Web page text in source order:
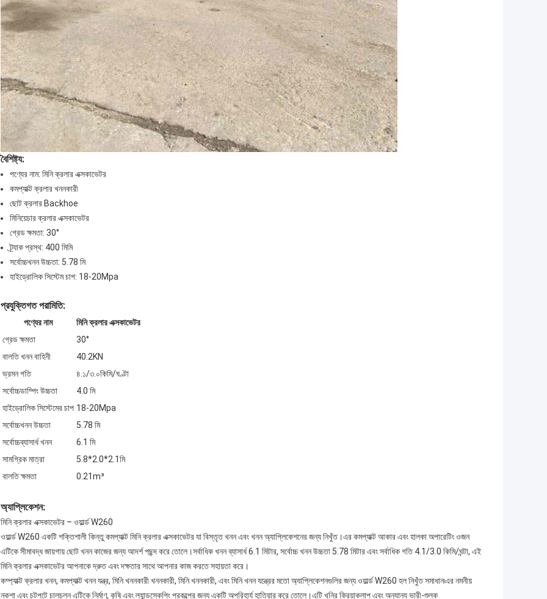
বৈশিষ্ট্য:
পণ্যের নাম: মিনি ক্রলার এক্সকাভেটর
কমপ্যাক্ট ক্রলার খননকারী
ছোট ক্রলার Backhoe
মিনিয়েচার ক্রলার এক্সকাভেটর
গ্রেড ক্ষমতা: 30°
ট্র্যাক প্রস্থ: 400 মিমি
সর্বোচ্চখনন উচ্চতা: 5.78 মি
হাইড্রোলিক সিস্টেম চাপ: 18-20Mpa
প্রযুক্তিগত পরামিতি:
পণ্যের নাম
মিনি ক্রলার এক্সকাভেটর
গ্রেড ক্ষমতা
30°
বালতি খনন বাহিনী
40.2KN
ভ্রমন গতি
৪.১/৩.০কিমি/ঘণ্টা
সর্বোচ্চডাম্পিং উচ্চতা
4.0 মি
হাইড্রোলিক সিস্টেমের চাপ 18-20Mpa
সর্বোচ্চখনন উচ্চতা
5.78 মি
সর্বোচ্চব্যাসার্ধ খনন
6.1 মি
সামগ্রিক মাত্রা
5.8*2.0*2.1মি
বালতি ক্ষমতা
0.21m³
অ্যাপ্লিকেশন:
মিনি ক্রলার এক্সকাভেটর – ওয়ার্ল্ড W260
ওয়ার্ল্ড W260 একটি শক্তিশালী কিন্তু কমপ্যাক্ট মিনি ক্রলার এক্সকাভেটর যা বিস্তৃত খনন এবং খনন অ্যাপ্লিকেশনের জন্য নিখুঁত।এর কমপ্যাক্ট আকার এবং হালকা অপারেটিং ওজন
এটিকে সীমাবদ্ধ জায়গায় ছোট খনন কাজের জন্য আদর্শ পছন্দ করে তোলে।সর্বাধিক খনন ব্যাসার্ধ 6.1 মিটার, সর্বোচ্চ খনন উচ্চতা 5.78 মিটার এবং সর্বাধিক গতি 4.1/3.0 কিমি/ঘন্টা, এই
মিনি ক্রলার এক্সকাভেটর আপনাকে দ্রুত এবং দক্ষতার সাথে আপনার কাজ করতে সহায়তা করে।
কম্প্যাক্ট ক্রলার খনন, কমপ্যাক্ট খনন যন্ত্র, মিনি খননকারী খননকারী, মিনি খননকারী, এবং মিনি খনন যন্ত্রের মতো অ্যাপ্লিকেশনগুলির জন্য ওয়ার্ল্ড W260 হল নিখুঁত সমাধান৷এর নমনীয়
নকশা এবং চটপটে চালচলন এটিকে নির্মাণ, কৃষি এবং ল্যান্ডস্কেপিং প্রকল্পের জন্য একটি অপরিহার্য হাতিয়ার করে তোলে।এটি খনির ক্রিয়াকলাপ এবং অন্যান্য ভারী-শুল্ক